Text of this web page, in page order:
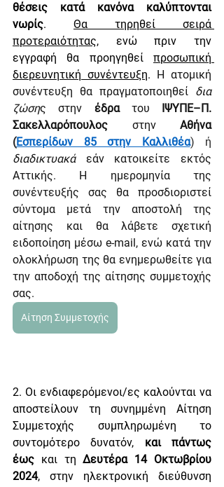
θέσεις κατά κανόνα καλύπτονται
νωρίς. Θα τηρηθεί σειρά
προτεραιότητας, ενώ πριν την
εγγραφή θα προηγηθεί προσωπική
διερευνητική συνέντευξη.
Η ατομική
συνέντευξη θα πραγματοποιηθεί δια
ζώσης στην έδρα του ΙΨΥΠΕ–Π.
Σακελλαρόπουλος στην
Αθήνα
(Εσπερίδων 85 στην Καλλιθέα
διαδικτυακά εάν κατοικείτε εκτός
Αττικής. Η ημερομηνία της
συνέντευξής σας θα προσδιοριστεί
σύντομα μετά την αποστολή της
αίτησης και θα λάβετε σχετική
ειδοποίηση μέσω e-mail, ενώ κατά την
ολοκλήρωση της θα ενημερωθείτε για
την αποδοχή της αίτησης συμμετοχής
σας.
Αίτηση Συμμετοχής
2. Οι ενδιαφερόμενοι/ες καλούνται να
αποστείλουν τη συνημμένη Αίτηση
Συμμετοχής συμπληρωμένη το
συντομότερο δυνατόν, και πάντως
έως και τη Δευτέρα 14 Οκτωβρίου
2024